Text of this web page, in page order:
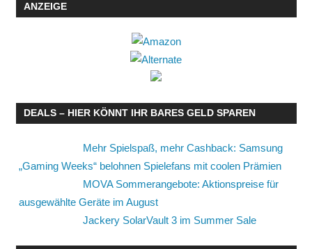
ANZEIGE
DEALS – HIER KÖNNT IHR BARES GELD SPAREN
Mehr Spielspaß, mehr Cashback: Samsung
„Gaming Weeks“ belohnen Spielefans mit coolen Prämien
MOVA Sommerangebote: Aktionspreise für
ausgewählte Geräte im August
Jackery SolarVault 3 im Summer Sale